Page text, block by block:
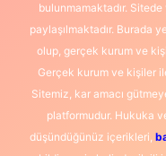
bulunmamaktadır. Sitede
paylaşılmaktadır. Burada
olup, gerçek kurum ve
Gerçek kurum ve kişiler
Sitemiz, kar amacı
platformudur. Hukuka
düşündüğünüz içerikleri,